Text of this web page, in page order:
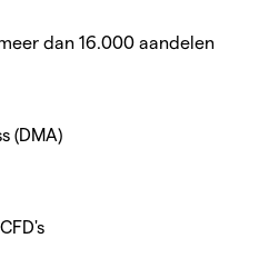
dan 16.000 aandelen
(DMA)